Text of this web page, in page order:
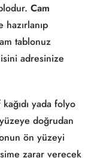
Cam
hazırlanıp
tablonuz
adresinize
yada folyo
doğrudan
ön yüzeyi
zarar verecek